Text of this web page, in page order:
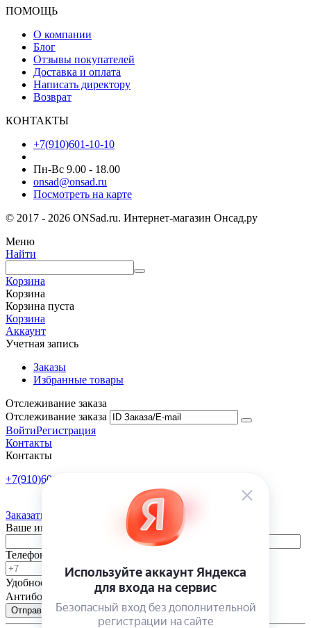
ПОМОЩЬ
О компании
Блог
Отзывы покупателей
Доставка и оплата
Написать директору
Возврат
КОНТАКТЫ
+7(910)601-10-10
Пн-Вс 9.00 - 18.00
onsad@onsad.ru
Посмотреть на карте
© 2017 - 2026 ONSad.ru. Интернет-магазин Онсад.ру
Меню
Найти
Корзина
Корзина
Корзина пуста
Корзина
Аккаунт
Учетная запись
Заказы
Избранные товары
Отслеживание заказа
Отслеживание заказа
ВойтиРегистрация
Контакты
Контакты
+7(910)601-10-10
Заказать обратный звонок
Ваше имя
Телефон
Удобное время
-
Антибот
Отправить